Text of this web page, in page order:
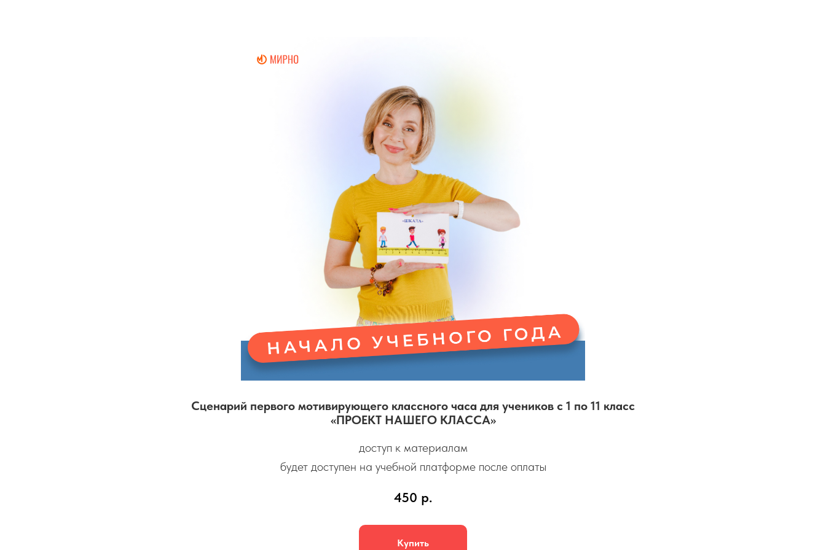
Сценарий первого мотивирующего классного часа для учеников с 1 по 11 класс
«ПРОЕКТ НАШЕГО КЛАССА»
доступ к материалам
будет доступен на учебной платформе после оплаты
450 р.
Купить